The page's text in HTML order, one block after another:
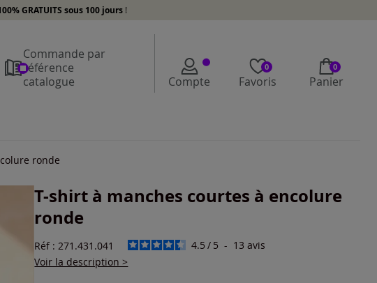
GRATUITS sous 100 jours !
Commande par
référence
catalogue
Compte
0
Favoris
0
Panier
ronde
T-shirt à manches courtes à encolure
ronde
Réf : 271.431.041 4.5 / 5 - 13avis
Voir la description >